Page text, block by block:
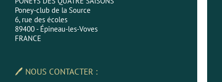
Poney-club de la Source
6, rue des écoles
89400 - Épineau-les-Voves
FRANCE
🖊 NOUS CONTACTER :